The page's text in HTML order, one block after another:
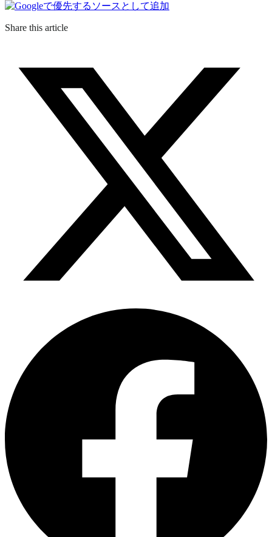
Share this article